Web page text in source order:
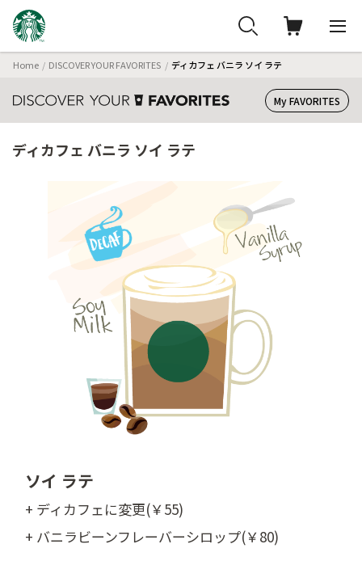
Home DISCOVER YOUR FAVORITES ディカフェ バニラ ソイ ラテ
My FAVORITES
ディカフェ バニラ ソイ ラテ
ソイ ラテ
+ ディカフェに変更(￥55)
+ バニラビーンフレーバーシロップ(￥80)